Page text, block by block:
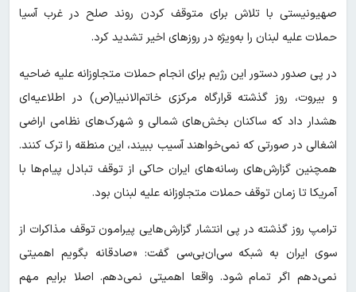
صهیونیستی با تلاش برای متوقف کردن روند صلح در غرب آسیا
حملات علیه لبنان را به‌ویژه در روزهای اخیر تشدید کرد.
در پی صدور دستور این رژیم برای انجام حملات متجاوزانه علیه ضاحیه
و بیروت، روز گذشته قرارگاه مرکزی خاتم‌الانبیا(ص) در اطلاعیه‌ای
هشدار داد که ساکنان بخش‌های شمالی و شهرک‌های نظامی اراضی
اشغالی در صورتی که نمی‌خواهند آسیب ببیند، این منطقه را ترک کنند.
همچنین گزارش‌های رسانه‌های ایران حاکی از توقف تبادل پیام‌ها با
آمریکا تا زمان توقف حملات متجاوزانه علیه لبنان بود.
ترامپ روز گذشته در پی انتشار گزارش‌هایی پیرامون توقف مذاکرات از
سوی ایران به شبکه سی‌ان‌بی‌سی گفت: «صادقانه بگویم اهمیتی
نمی‌دهم اگر تمام شود. واقعا اهمیتی نمی‌دهم. اصلا برایم مهم